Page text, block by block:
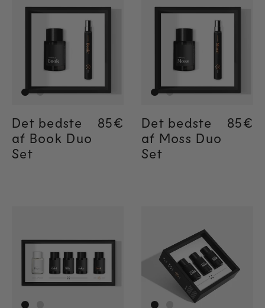
Det bedste
af Book Duo
Set
Regular price
85€
Det bedste
af Moss Duo
Set
85€
85€